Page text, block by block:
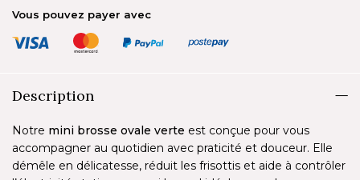
Vous pouvez payer avec
Description
Notre mini brosse ovale verte est conçue pour vous
accompagner au quotidien avec praticité et douceur. Elle
démêle en délicatesse, réduit les frisottis et aide à contrôler